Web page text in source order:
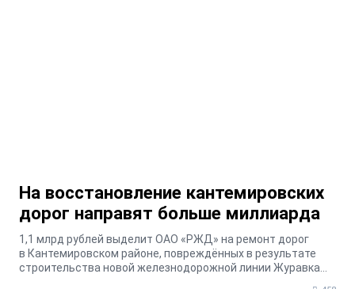
На восстановление кантемировских
дорог направят больше миллиарда
1,1 млрд рублей выделит ОАО «РЖД» на ремонт дорог
в Кантемировском районе, повреждённых в результате
строительства новой железнодорожной линии Журавка...